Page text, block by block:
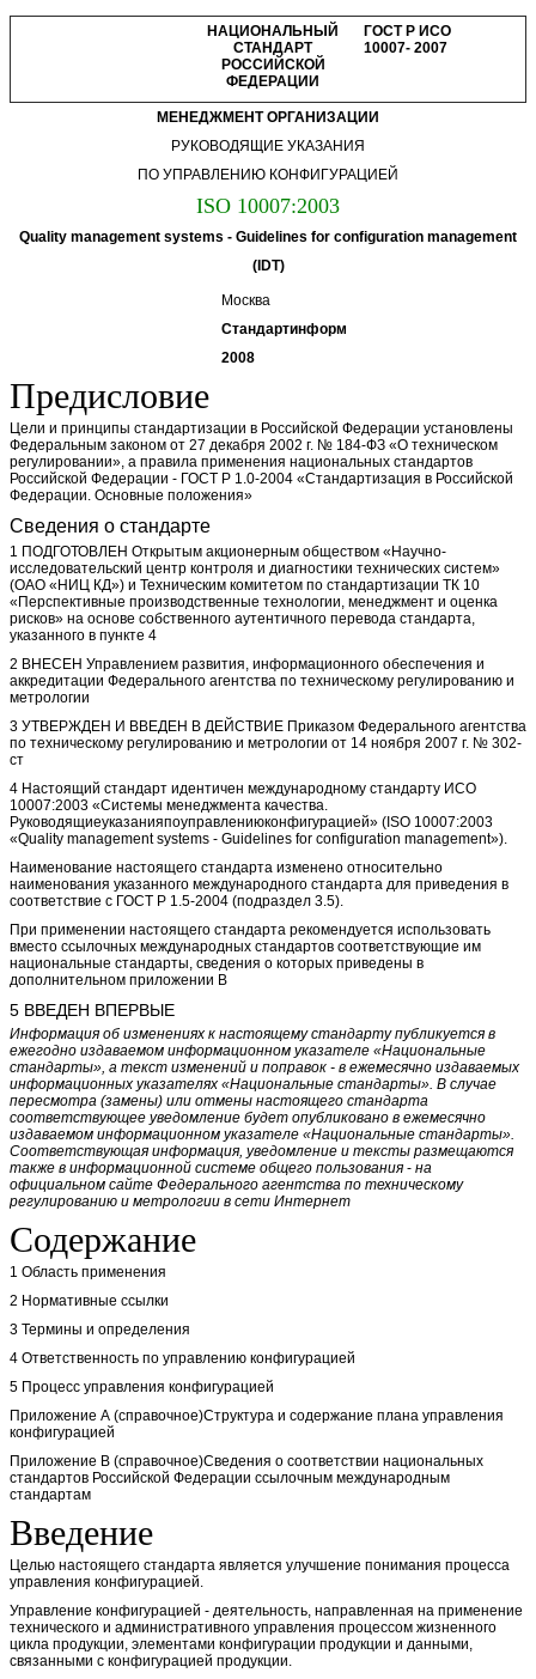
НАЦИОНАЛЬНЫЙ
СТАНДАРТ
РОССИЙСКОЙ
ФЕДЕРАЦИИ
ГОСТ Р ИСО
10007- 2007
МЕНЕДЖМЕНТ ОРГАНИЗАЦИИ
РУКОВОДЯЩИЕ УКАЗАНИЯ
ПО УПРАВЛЕНИЮ КОНФИГУРАЦИЕЙ
ISO 10007:2003
Quality management systems - Guidelines for configuration management
(IDT)
Москва
Стандартинформ
2008
Предисловие
Цели и принципы стандартизации в Российской Федерации установлены
Федеральным законом от 27 декабря 2002 г. № 184-ФЗ «О техническом
регулировании», а правила применения национальных стандартов
Российской Федерации - ГОСТ Р 1.0-2004 «Стандартизация в Российской
Федерации. Основные положения»
Сведения о стандарте
1 ПОДГОТОВЛЕН Открытым акционерным обществом «Научно-
исследовательский центр контроля и диагностики технических систем»
(ОАО «НИЦ КД») и Техническим комитетом по стандартизации ТК 10
«Перспективные производственные технологии, менеджмент и оценка
рисков» на основе собственного аутентичного перевода стандарта,
указанного в пункте 4
2 ВНЕСЕН Управлением развития, информационного обеспечения и
аккредитации Федерального агентства по техническому регулированию и
метрологии
3 УТВЕРЖДЕН И ВВЕДЕН В ДЕЙСТВИЕ Приказом Федерального агентства
по техническому регулированию и метрологии от 14 ноября 2007 г. № 302-
ст
4 Настоящий стандарт идентичен международному стандарту ИСО
10007:2003 «Системы менеджмента качества.
Руководящиеуказанияпоуправлениюконфигурацией» (ISO 10007:2003
«Quality management systems - Guidelines for configuration management»).
Наименование настоящего стандарта изменено относительно
наименования указанного международного стандарта для приведения в
соответствие с ГОСТ Р 1.5-2004 (подраздел 3.5).
При применении настоящего стандарта рекомендуется использовать
вместо ссылочных международных стандартов соответствующие им
национальные стандарты, сведения о которых приведены в
дополнительном приложении В
5 ВВЕДЕН ВПЕРВЫЕ
Информация об изменениях к настоящему стандарту публикуется в
ежегодно издаваемом информационном указателе «Национальные
стандарты», а текст изменений и поправок - в ежемесячно издаваемых
информационных указателях «Национальные стандарты». В случае
пересмотра (замены) или отмены настоящего стандарта
соответствующее уведомление будет опубликовано в ежемесячно
издаваемом информационном указателе «Национальные стандарты».
Соответствующая информация, уведомление и тексты размещаются
также в информационной системе общего пользования - на
официальном сайте Федерального агентства по техническому
регулированию и метрологии в сети Интернет
Содержание
1 Область применения
2 Нормативные ссылки
3 Термины и определения
4 Ответственность по управлению конфигурацией
5 Процесс управления конфигурацией
Приложение А (справочное)Структура и содержание плана управления
конфигурацией
Приложение В (справочное)Сведения о соответствии национальных
стандартов Российской Федерации ссылочным международным
стандартам
Введение
Целью настоящего стандарта является улучшение понимания процесса
управления конфигурацией.
Управление конфигурацией - деятельность, направленная на применение
технического и административного управления процессом жизненного
цикла продукции, элементами конфигурации продукции и данными,
связанными с конфигурацией продукции.